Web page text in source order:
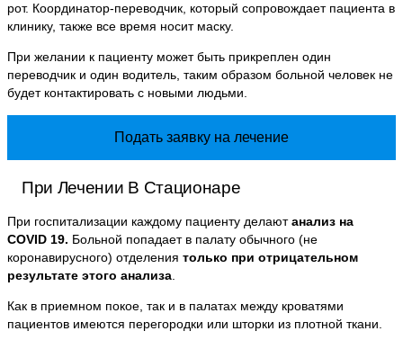
рот. Координатор-переводчик, который сопровождает пациента в
клинику, также все время носит маску.
При желании к пациенту может быть прикреплен один
переводчик и один водитель, таким образом больной человек не
будет контактировать с новыми людьми.
Подать заявку на лечение
При Лечении В Стационаре
При госпитализации каждому пациенту делаютанализ на
COVID 19. Больной попадает в палату обычного (не
коронавирусного) отделения только при отрицательном
результате этого анализа
Как в приемном покое, так и в палатах между кроватями
пациентов имеются перегородки или шторки из плотной ткани.